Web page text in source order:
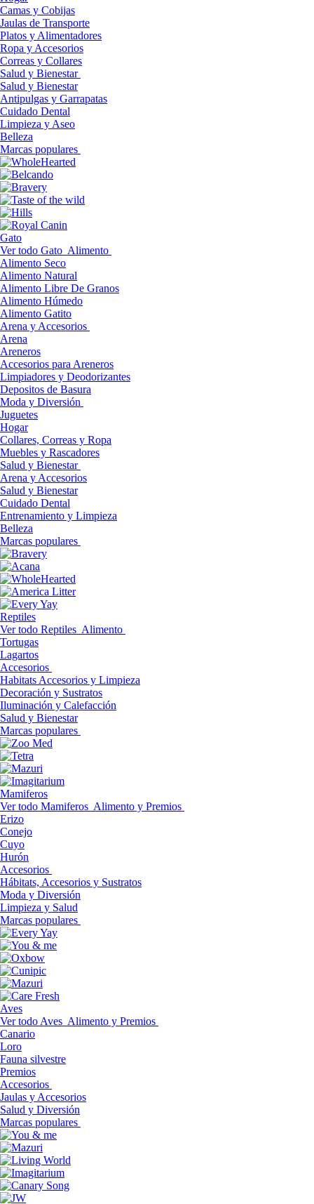
Camas y Cobijas
Jaulas de Transporte
Platos y Alimentadores
Ropa y Accesorios
Correas y Collares
Salud y Bienestar
Salud y Bienestar
Antipulgas y Garrapatas
Cuidado Dental
Limpieza y Aseo
Belleza
Marcas populares
Gato
Ver todo Gato Alimento
Alimento Seco
Alimento Natural
Alimento Libre De Granos
Alimento Húmedo
Alimento Gatito
Arena y Accesorios
Arena
Areneros
Accesorios para Areneros
Limpiadores y Deodorizantes
Depositos de Basura
Moda y Diversión
Juguetes
Hogar
Collares, Correas y Ropa
Muebles y Rascadores
Salud y Bienestar
Arena y Accesorios
Salud y Bienestar
Cuidado Dental
Entrenamiento y Limpieza
Belleza
Marcas populares
Reptiles
Ver todo Reptiles Alimento
Tortugas
Lagartos
Accesorios
Habitats Accesorios y Limpieza
Decoración y Sustratos
Iluminación y Calefacción
Salud y Bienestar
Marcas populares
Mamiferos
Ver todo Mamiferos Alimento y Premios
Erizo
Conejo
Cuyo
Hurón
Accesorios
Hábitats, Accesorios y Sustratos
Moda y Diversión
Limpieza y Salud
Marcas populares
Aves
Ver todo Aves Alimento y Premios
Canario
Loro
Fauna silvestre
Premios
Accesorios
Jaulas y Accesorios
Salud y Diversión
Marcas populares